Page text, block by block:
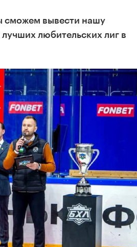
сможем вывести нашу
любительских лиг в